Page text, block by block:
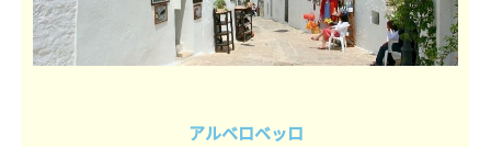
アルベロベッロ